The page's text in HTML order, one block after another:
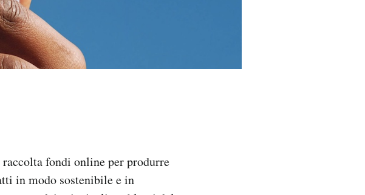
fondi online per produrre
in modo sostenibile e in